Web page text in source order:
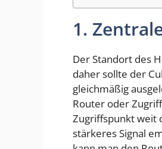
1.
Der Standort des
daher sollte der
gleichmäßig
Router oder
Zugriffspunkt weit
stärkeres Signal